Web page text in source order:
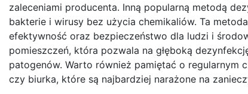
zaleceniami producenta. Inną popularną metodą
bakterie i wirusy bez użycia chemikaliów. Ta
efektywność oraz bezpieczeństwo dla ludzi i
pomieszczeń, która pozwala na głęboką
patogenów. Warto również pamiętać o regularnym
czy biurka, które są najbardziej narażone na